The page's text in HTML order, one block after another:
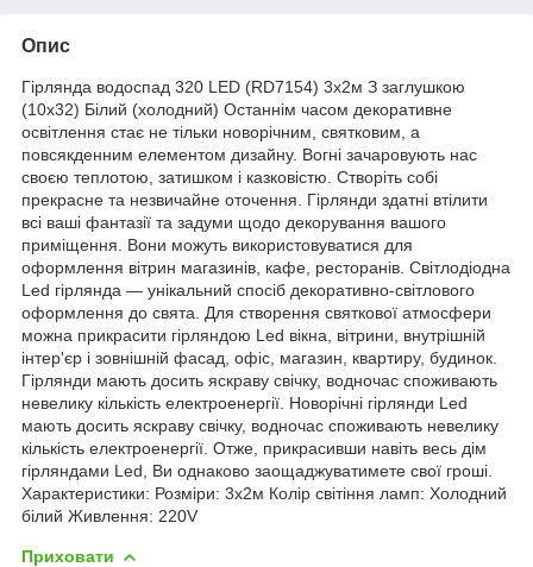
Опис
Гірлянда водоспад 320 LED (RD7154) 3x2м З заглушкою
(10x32) Білий (холодний) Останнім часом декоративне
освітлення стає не тільки новорічним, святковим, а
повсякденним елементом дизайну. Вогні зачаровують нас
своєю теплотою, затишком і казковістю. Створіть собі
прекрасне та незвичайне оточення. Гірлянди здатні втілити
всі ваші фантазії та задуми щодо декорування вашого
приміщення. Вони можуть використовуватися для
оформлення вітрин магазинів, кафе, ресторанів. Світлодіодна
Led гірлянда — унікальний спосіб декоративно-світлового
оформлення до свята. Для створення святкової атмосфери
можна прикрасити гірляндою Led вікна, вітрини, внутрішній
інтер'єр і зовнішній фасад, офіс, магазин, квартиру, будинок.
Гірлянди мають досить яскраву свічку, водночас споживають
невелику кількість електроенергії. Новорічні гірлянди Led
мають досить яскраву свічку, водночас споживають невелику
кількість електроенергії. Отже, прикрасивши навіть весь дім
гірляндами Led, Ви однаково заощаджуватимете свої гроші.
Характеристики: Розміри: 3х2м Колір світіння ламп: Холодний
білий Живлення: 220V
Приховати